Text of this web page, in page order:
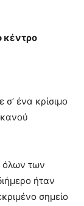
κέντρο
ένα κρίσιμο
όλων των
ήταν
σημείο